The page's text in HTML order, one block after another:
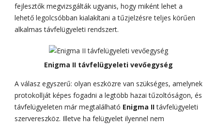
fejlesztők megvizsgálták ugyanis, hogy miként lehet a
lehető legolcsóbban kialakítani a tűzjelzésre teljes körűen
alkalmas távfelügyeleti rendszert.
Enigma II távfelügyeleti vevőegység
A válasz egyszerű: olyan eszközre van szükséges, amelynek
protokollját képes fogadni a legtöbb hazai tűzoltóságon, és
távfelügyeleten már megtalálható Enigma IItávfelügyeleti
szervereszköz. Illetve ha felügyelet ilyennel nem